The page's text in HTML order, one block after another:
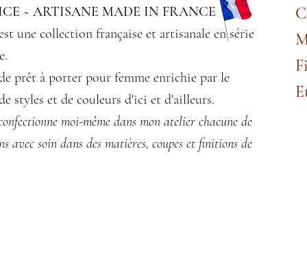
~ ARTISANE MADE IN FRANCE
une collection française et artisanale en série
prêt à porter pour femme enrichie par le
styles et de couleurs d'ici et d'ailleurs.
moi-même dans mon atelier chacune de
avec soin dans des matières, coupes et finitions de